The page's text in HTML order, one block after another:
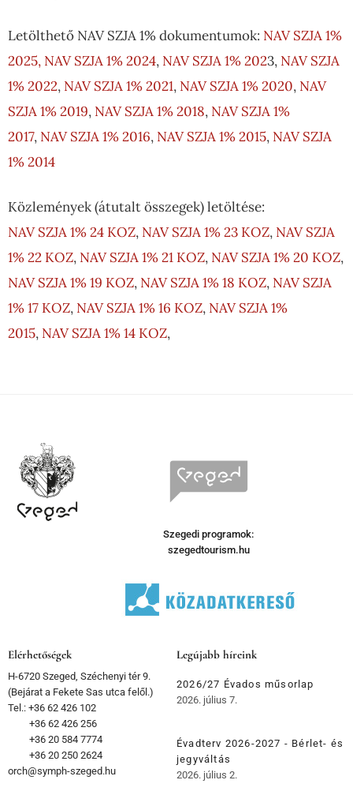
Letölthető NAV SZJA 1% dokumentumok: NAV SZJA 1%
2025, NAV SZJA 1% 2024, NAV SZJA 1% 2023, NAV SZJA
1% 2022, NAV SZJA 1% 2021, NAV SZJA 1% 2020, NAV
SZJA 1% 2019, NAV SZJA 1% 2018, NAV SZJA 1%
2017, NAV SZJA 1% 2016, NAV SZJA 1% 2015, NAV SZJA
1% 2014
Közlemények (átutalt összegek) letöltése:
NAV SZJA 1% 24 KOZ, NAV SZJA 1% 23 KOZ, NAV SZJA
1% 22 KOZ, NAV SZJA 1% 21 KOZ, NAV SZJA 1% 20 KOZ,
NAV SZJA 1% 19 KOZ, NAV SZJA 1% 18 KOZ, NAV SZJA
1% 17 KOZ, NAV SZJA 1% 16 KOZ, NAV SZJA 1%
2015, NAV SZJA 1% 14 KOZ,
Szegedi programok:
szegedtourism.hu
Elérhetőségek
H-6720 Szeged, Széchenyi tér 9.
(Bejárat a Fekete Sas utca felől.)
Tel.: +36 62 426 102
+36 62 426 256
+36 20 584 7774
+36 20 250 2624
orch@symph-szeged.hu
Legújabb híreink
2026/27 Évados műsorlap
2026. július 7.
Évadterv 2026-2027 - Bérlet- és
jegyváltás
2026. július 2.